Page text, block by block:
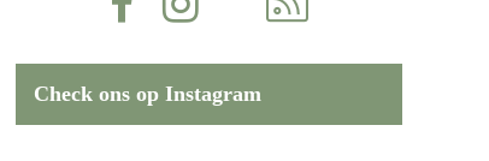
Check ons op Instagram